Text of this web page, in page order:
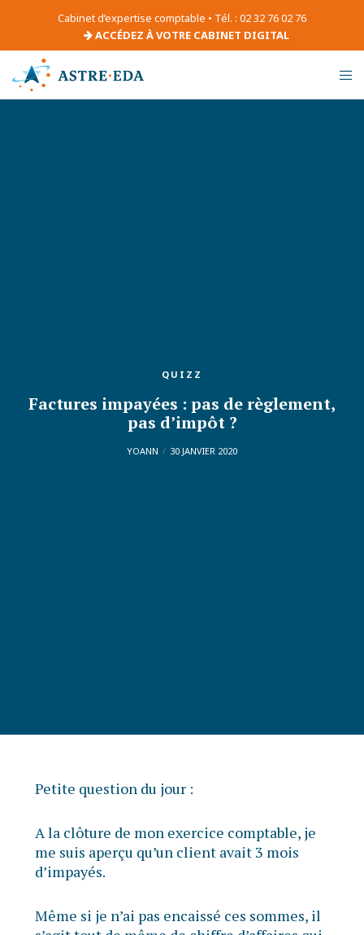
Cabinet d’expertise comptable • Tél. : 02 32 76 02 76
ACCÉDEZ À VOTRE CABINET DIGITAL
QUIZZ
Factures impayées : pas de règlement,
pas d’impôt ?
YOANN 30 JANVIER 2020
Petite question du jour :
A la clôture de mon exercice comptable, je
me suis aperçu qu’un client avait 3 mois
d’impayés.
Même si je n’ai pas encaissé ces sommes, il